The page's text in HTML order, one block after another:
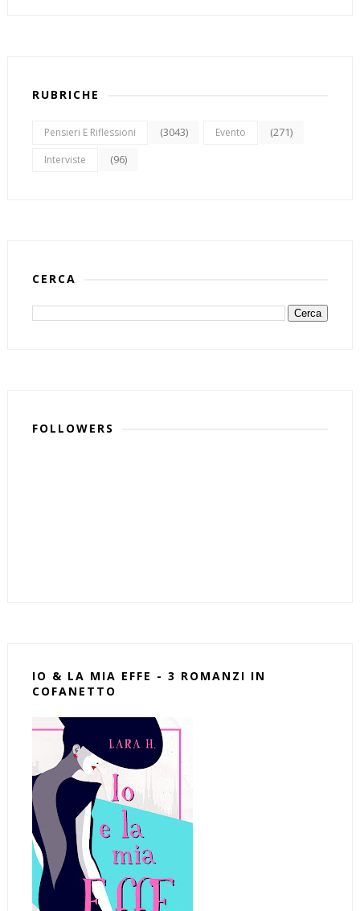
RUBRICHE
Pensieri E Riflessioni (3043) Evento (271)
Interviste (96)
CERCA
FOLLOWERS
IO & LA MIA EFFE - 3 ROMANZI IN
COFANETTO